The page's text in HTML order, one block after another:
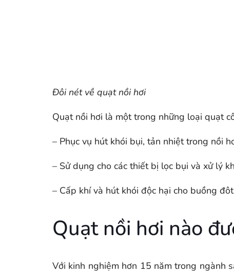
Đôi nét về quạt nồi hơi
Quạt nồi hơi là một trong những loại quạt
– Phục vụ hút khói bụi, tản nhiệt trong nồi
– Sử dụng cho các thiết bị lọc bụi và xử lý
– Cấp khí và hút khói độc hại cho buồng
Quạt nồi hơi nào
Với kinh nghiệm hơn 15 năm trong ngành